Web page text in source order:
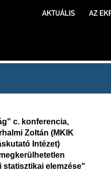
c. konferencia,
Zoltán (MKIK
Intézet)
statisztikai elemzése"